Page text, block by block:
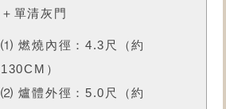
＋單清灰門
⑴ 燃燒內徑：4.3尺（約
130CM）
⑵ 爐體外徑：5.0尺（約